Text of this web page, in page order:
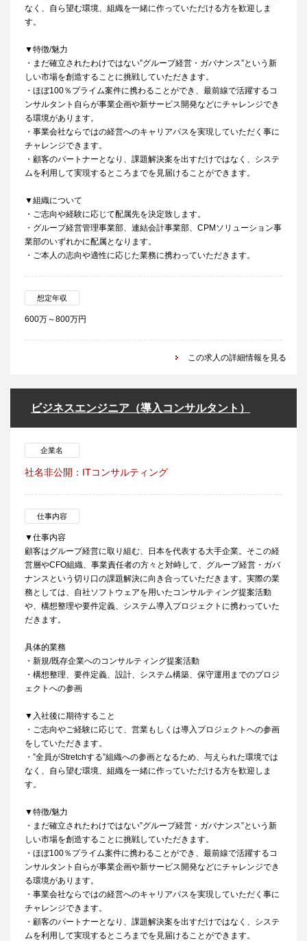
なく、自ら望む環境、組織を一緒に作っていただける方を歓迎しま
す。
▼特徴/魅力
・まだ確立されたわけではない”グループ経営・ガバナンス”という新
しい市場を創造することに挑戦していただきます。
・ほぼ100％プライム案件に携わることができ、最前線で活躍するコ
ンサルタント自らが事業企画や新サービス開発などにチャレンジでき
る環境があります。
・事業会社ならではの経営へのキャリアパスを実現していただく事に
チャレンジできます。
・顧客のパートナーとなり、課題解決案を出すだけではなく、システ
ムを利用して実現するところまでを見届けることができます。
▼組織について
・ご志向や経験に応じて配属先を決定致します。
・グループ経営管理事業部、連結会計事業部、CPMソリューション事
業部のいずれかに配属となります。
・ご本人の志向や適性に応じた業務に携わっていただきます。
想定年収
600万～800万円
この求人の詳細情報を見る
ビジネスエンジニア（導入コンサルタント）
企業名
社名非公開：ITコンサルティング
仕事内容
▼仕事内容
顧客はグループ経営に取り組む、日本を代表する大手企業。そこの経
営層やCFO組織、事業責任者の方々と対峙して、グループ経営・ガバ
ナンスという切り口の課題解決に向き合っていただきます。実際の業
務としては、自社ソフトウェアを用いたコンサルティング提案活動
や、構想整理や要件定義、システム導入プロジェクトに携わっていた
だきます。
具体的業務
・新規/既存企業へのコンサルティング提案活動
・構想整理、要件定義、設計、システム構築、保守運用までのプロジ
ェクトへの参画
▼入社後に期待すること
・ご志向やご経験に応じて、営業もしくは導入プロジェクトへの参画
をしていただきます。
・”全員がStretchする”組織への参画となるため、与えられた環境では
なく、自ら望む環境、組織を一緒に作っていただける方を歓迎しま
す。
▼特徴/魅力
・まだ確立されたわけではない”グループ経営・ガバナンス”という新
しい市場を創造することに挑戦していただきます。
・ほぼ100％プライム案件に携わることができ、最前線で活躍するコ
ンサルタント自らが事業企画や新サービス開発などにチャレンジでき
る環境があります。
・事業会社ならではの経営へのキャリアパスを実現していただく事に
チャレンジできます。
・顧客のパートナーとなり、課題解決案を出すだけではなく、システ
ムを利用して実現するところまでを見届けることができます。